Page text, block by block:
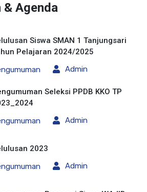
& Agenda
Siswa SMAN 1 Tanjungsari
Pelajaran 2024/2025
Admin
Seleksi PPDB KKO TP
Admin
2023
Admin